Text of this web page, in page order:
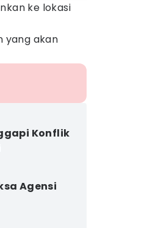
ke lokasi
yang akan
Konflik
Agensi